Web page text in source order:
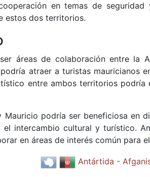
en temas de
estos dos territorios.
áreas de colaboración entre la
atraer a turistas mauricianos
entre ambos territorios podría
podría ser beneficiosa en
intercambio cultural y turístico.
en áreas de interés común para
Antártida -